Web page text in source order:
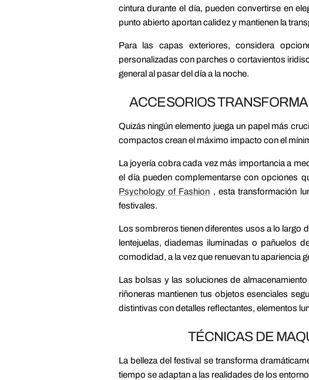
cintura durante el día, pueden convertirse en
punto abierto aportan calidez y mantienen la
Para las capas exteriores, considera
personalizadas con parches o cortavientos
general al pasar del día a la noche.
ACCESORIOS
Quizás ningún elemento juega un papel más
compactos crean el máximo impacto con el
La joyería cobra cada vez más importancia a
el día pueden complementarse con opciones
Psychology of Fashion , esta transformación
festivales.
Los sombreros tienen diferentes usos a lo largo
lentejuelas, diademas iluminadas o pañuelos
comodidad, a la vez que renuevan tu apariencia
Las bolsas y las soluciones de
riñoneras mantienen tus objetos esenciales
distintivas con detalles reflectantes, elementos
TÉCNICAS DE
La belleza del festival se transforma
tiempo se adaptan a las realidades de los